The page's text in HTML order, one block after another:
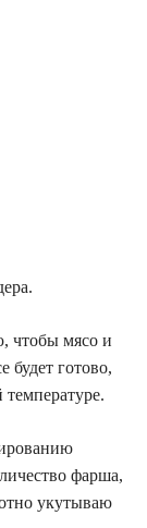
чтобы мясо и
будет готово,
фарша,
укутываю